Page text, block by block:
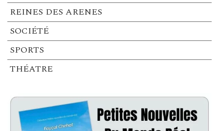
REINES DES ARENES
SOCIÉTÉ
SPORTS
THÉATRE